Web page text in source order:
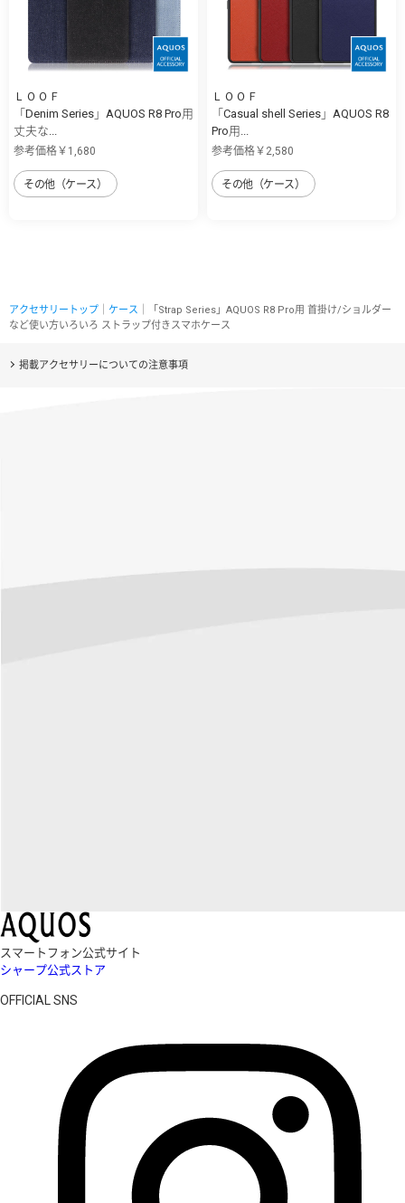
ＬＯＯＦ
「Denim Series」AQUOS R8 Pro用
丈夫な...
参考価格￥1,680
その他（ケース）
ＬＯＯＦ
「Casual shell Series」AQUOS R8
Pro用...
参考価格￥2,580
その他（ケース）
アクセサリートップ ケース ｜「Strap Series」AQUOS R8 Pro用 首掛け/ショルダー
など使い方いろいろ ストラップ付きスマホケース
掲載アクセサリーについての注意事項
スマートフォン公式サイト
シャープ公式ストア
OFFICIAL SNS